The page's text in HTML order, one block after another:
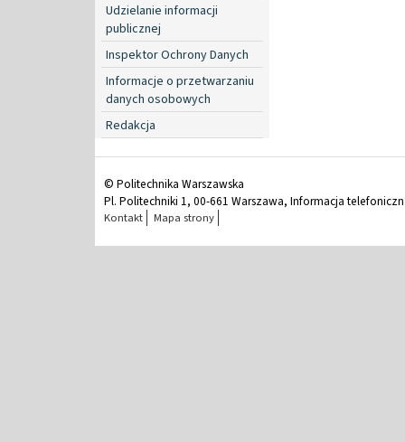
Udzielanie informacji
publicznej
Inspektor Ochrony Danych
Informacje o przetwarzaniu
danych osobowych
Redakcja
© Politechnika Warszawska
Pl. Politechniki 1, 00-661 Warszawa, Informacja
Kontakt Mapa strony